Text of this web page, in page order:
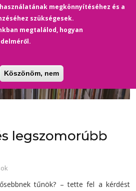
megkönnyítéséhez és a
szükségesek.
megtalálod, hogyan
Köszönöm, nem
legszomorúbb
tűnök? – tette fel a kérdést